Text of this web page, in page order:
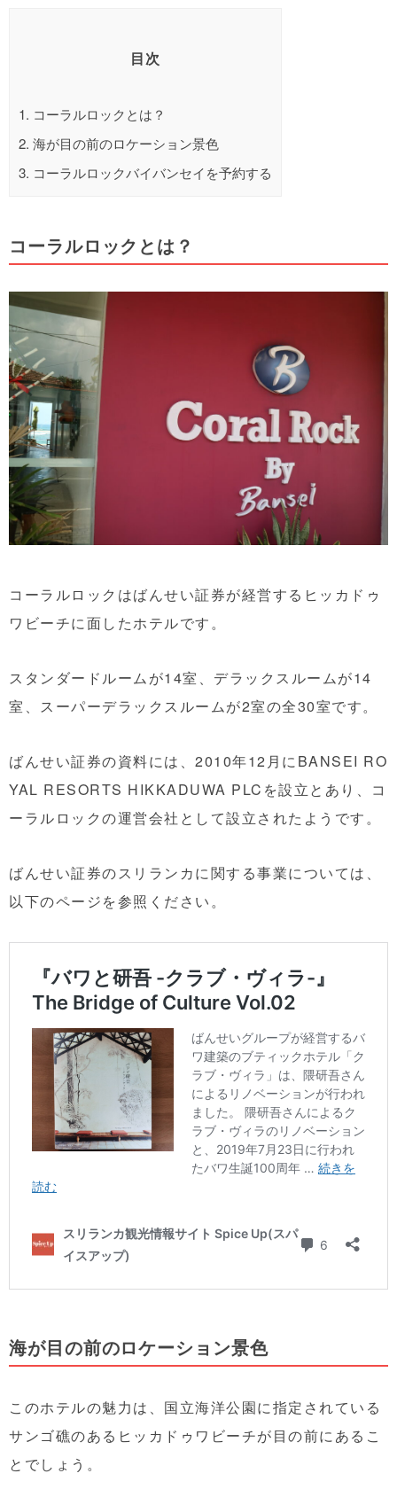
目次
1. コーラルロックとは？
2. 海が目の前のロケーション景色
3. コーラルロックバイバンセイを予約する
コーラルロックとは？
コーラルロックはばんせい証券が経営するヒッカドゥ
ワビーチに面したホテルです。
スタンダードルームが14室、デラックスルームが14
室、スーパーデラックスルームが2室の全30室です。
ばんせい証券の資料には、2010年12月にBANSEI RO
YAL RESORTS HIKKADUWA PLCを設立とあり、コ
ーラルロックの運営会社として設立されたようです。
ばんせい証券のスリランカに関する事業については、
以下のページを参照ください。
海が目の前のロケーション景色
このホテルの魅力は、国立海洋公園に指定されている
サンゴ礁のあるヒッカドゥワビーチが目の前にあるこ
とでしょう。